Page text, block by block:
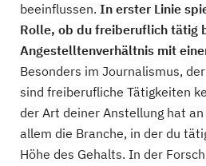
beeinflussen. In erster Linie
Rolle, ob du freiberuflich tätig
Angestelltenverhältnis mit
Besonders im Journalismus,
sind freiberufliche Tätigkeiten
der Art deiner Anstellung hat
allem die Branche, in der du
Höhe des Gehalts. In der